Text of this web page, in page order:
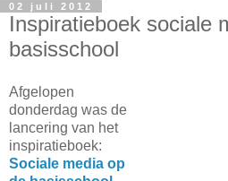
02 juli 2012
Inspiratieboek sociale
basisschool
Afgelopen
donderdag was de
lancering van het
inspiratieboek:
Sociale media op